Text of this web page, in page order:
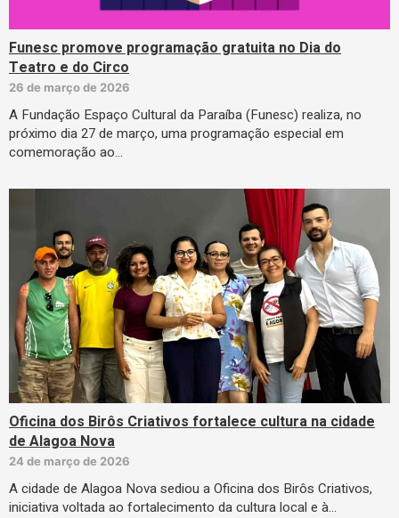
Funesc promove programação gratuita no Dia do
Teatro e do Circo
26 de março de 2026
A Fundação Espaço Cultural da Paraíba (Funesc) realiza, no
próximo dia 27 de março, uma programação especial em
comemoração ao…
Oficina dos Birôs Criativos fortalece cultura na cidade
de Alagoa Nova
24 de março de 2026
A cidade de Alagoa Nova sediou a Oficina dos Birôs Criativos,
iniciativa voltada ao fortalecimento da cultura local e à…